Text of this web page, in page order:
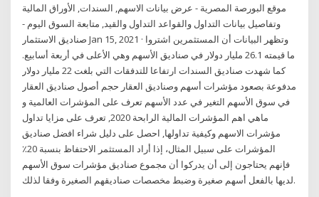
موقع البورصة المصرية - عرض بيانات الاسهم, السندات, الأوراق المالية
وتفاصيل بيانات التداول والقواعد التداول والقيد, متابعة السوق اليوم -
صناديق الاستثمار Jan 15, 2021 · وتظهر البيانات أن المستثمرين اشتروا
ما قيمته 26.1 مليار دولار في صناديق الأسهم وهي الأعلى في أربعة أسابيع.
كما شهدت صناديق السندات ارتفاعا للتدفقات التي بلغت 22 مليار دولار
مدفوعة بصعود مؤشرات أسهم وصناديق العقار حجم أصول صناديق العقار
في سوق الأسهم التغير في عدد الأسهم تعرف على المؤشرات العالمية و
ماهي اهم المؤشرات المالية الرابحة 2020, تعرف على مزايا تداول
مؤشرات الاسهم وكيفية تداولها, احصل على دليل شراء افضل صناديق
المؤشرات على سبيل المثال، إذا أراد المستثمر الاحتفاظ بنسبة 20٪
فإنهم يحتاجون إلى أن يدركوا أن مجموع صناديق مؤشرات سوق الأسهم
لديها بالفعل أسهم صغيرة وضبط مخصصات صناديقهم الصغيرة وفقا لذلك.